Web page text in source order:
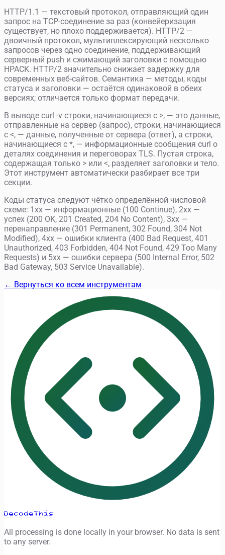
HTTP/1.1 — текстовый протокол, отправляющий один
запрос на TCP-соединение за раз (конвейеризация
существует, но плохо поддерживается). HTTP/2 —
двоичный протокол, мультиплексирующий несколько
запросов через одно соединение, поддерживающий
серверный push и сжимающий заголовки с помощью
HPACK. HTTP/2 значительно снижает задержку для
современных веб-сайтов. Семантика — методы, коды
статуса и заголовки — остаётся одинаковой в обеих
версиях; отличается только формат передачи.
В выводе curl -v строки, начинающиеся с >, — это данные,
отправленные на сервер (запрос), строки, начинающиеся
с <, — данные, полученные от сервера (ответ), а строки,
начинающиеся с *, — информационные сообщения curl о
деталях соединения и переговорах TLS. Пустая строка,
содержащая только > или <, разделяет заголовки и тело.
Этот инструмент автоматически разбирает все три
секции.
Коды статуса следуют чётко определённой числовой
схеме: 1xx — информационные (100 Continue), 2xx —
успех (200 OK, 201 Created, 204 No Content), 3xx —
перенаправление (301 Permanent, 302 Found, 304 Not
Modified), 4xx — ошибки клиента (400 Bad Request, 401
Unauthorized, 403 Forbidden, 404 Not Found, 429 Too Many
Requests) и 5xx — ошибки сервера (500 Internal Error, 502
Bad Gateway, 503 Service Unavailable).
← Вернуться ко всем инструментам
DecodeThis
All processing is done locally in your browser. No data is sent
to any server.